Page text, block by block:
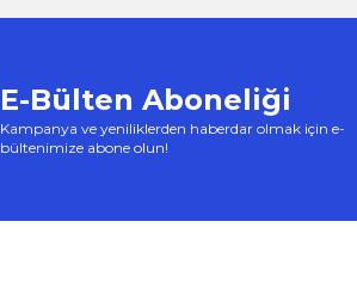
E-Bülten Aboneliği
Kampanya ve yeniliklerden haberdar olmak için e-
bültenimize abone olun!